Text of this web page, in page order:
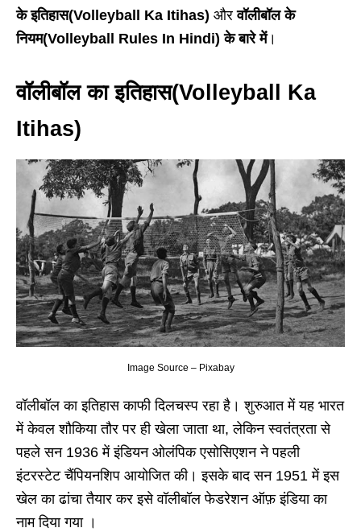
के इतिहास(Volleyball Ka Itihas) औरवॉलीबॉल के
नियम(Volleyball Rules In Hindi) के बारे में।
वॉलीबॉल का इतिहास(Volleyball Ka
Itihas)
Image Source – Pixabay
वॉलीबॉल का इतिहास काफी दिलचस्प रहा है। शुरुआत में यह भारत
में केवल शौकिया तौर पर ही खेला जाता था, लेकिन स्वतंत्रता से
पहले सन 1936 में इंडियन ओलंपिक एसोसिएशन ने पहली
इंटरस्टेट चैंपियनशिप आयोजित की। इसके बाद सन 1951 में इस
खेल का ढांचा तैयार कर इसे वॉलीबॉल फेडरेशन ऑफ़ इंडिया का
नाम दिया गया ।